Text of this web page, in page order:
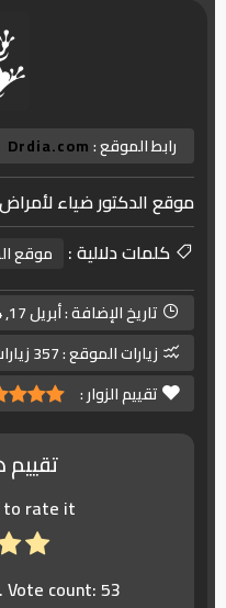
رابط الموقع :Drdia.com
موقع الدكتور ضياء لأمراض
كلمات دلالية :
موقع
تاريخ الإضافة :أبريل 17, 2024
زيارات الموقع :357 زيارات
تقييم الزوار :
rate it!
Vote count:53